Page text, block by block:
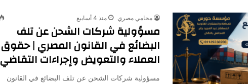
محامي مصري منذ 4 أسابيع
مسؤولية شركات الشحن عن تلف
البضائع في القانون المصري | حقوق
العملاء والتعويض وإجراءات التقاضي
مسؤولية شركات الشحن عن تلف البضائع في القانون